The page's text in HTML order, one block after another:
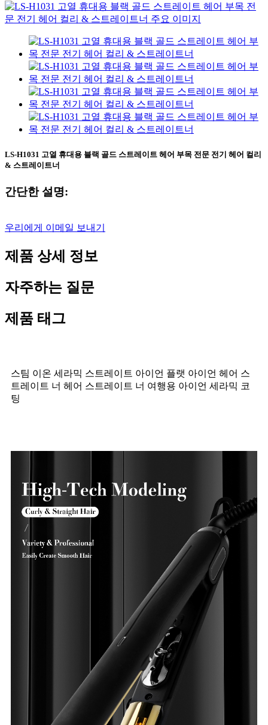
LS-H1031 고열 휴대용 블랙 골드 스트레이트 헤어 부목 전문 전기 헤어 컬리
& 스트레이트너
간단한 설명:
우리에게 이메일 보내기
제품 상세 정보
자주하는 질문
제품 태그
스팀 이온 세라믹 스트레이트 아이언 플랫 아이언 헤어 스
트레이트 너 헤어 스트레이트 너 여행용 아이언 세라믹 코
팅